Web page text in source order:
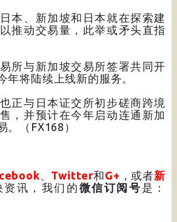
、新加坡和日本就在探索建
推动交易量，此举或矛头直指
与新加坡交易所签署共同开
年将陆续上线新的服务。
与日本证交所初步磋商跨境
，并预计在今年启动连通新加
。（FX168）
、 Twitter和G+ ，或者新
资讯，我们的微信订阅号 是：